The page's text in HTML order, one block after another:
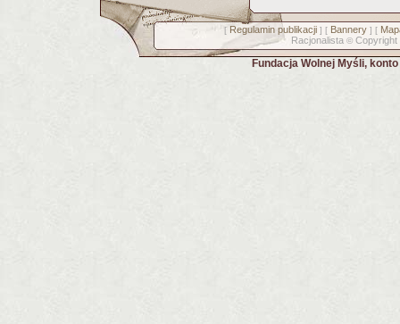
[ Regulamin publikacji] [ Bannery] [
Racjonalista © Copyright
Fundacja Wolnej Myśli,